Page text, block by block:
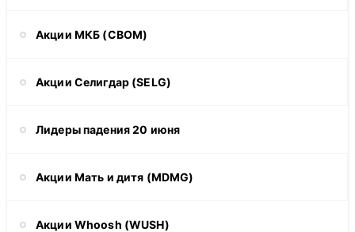
Акции МКБ (CBOM)
Акции Селигдар (SELG)
Лидеры падения 20 июня
Акции Мать и дитя (MDMG)
Акции Whoosh (WUSH)